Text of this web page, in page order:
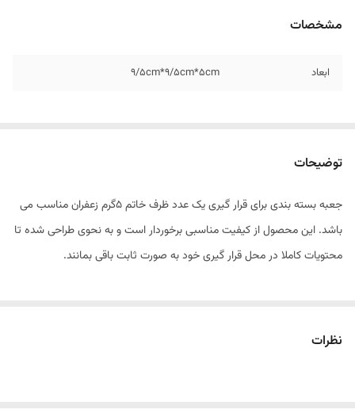
مشخصات
ابعاد 9/5cm*9/5cm*5cm
توضیحات
جعبه بسته بندی برای قرار گیری یک عدد ظرف خاتم 5گرم زعفران مناسب می
باشد. این محصول از کیفیت مناسبی برخوردار است و به نحوی طراحی شده تا
محتویات کاملا در محل قرار گیری خود به صورت ثابت باقی بمانند.
نظرات